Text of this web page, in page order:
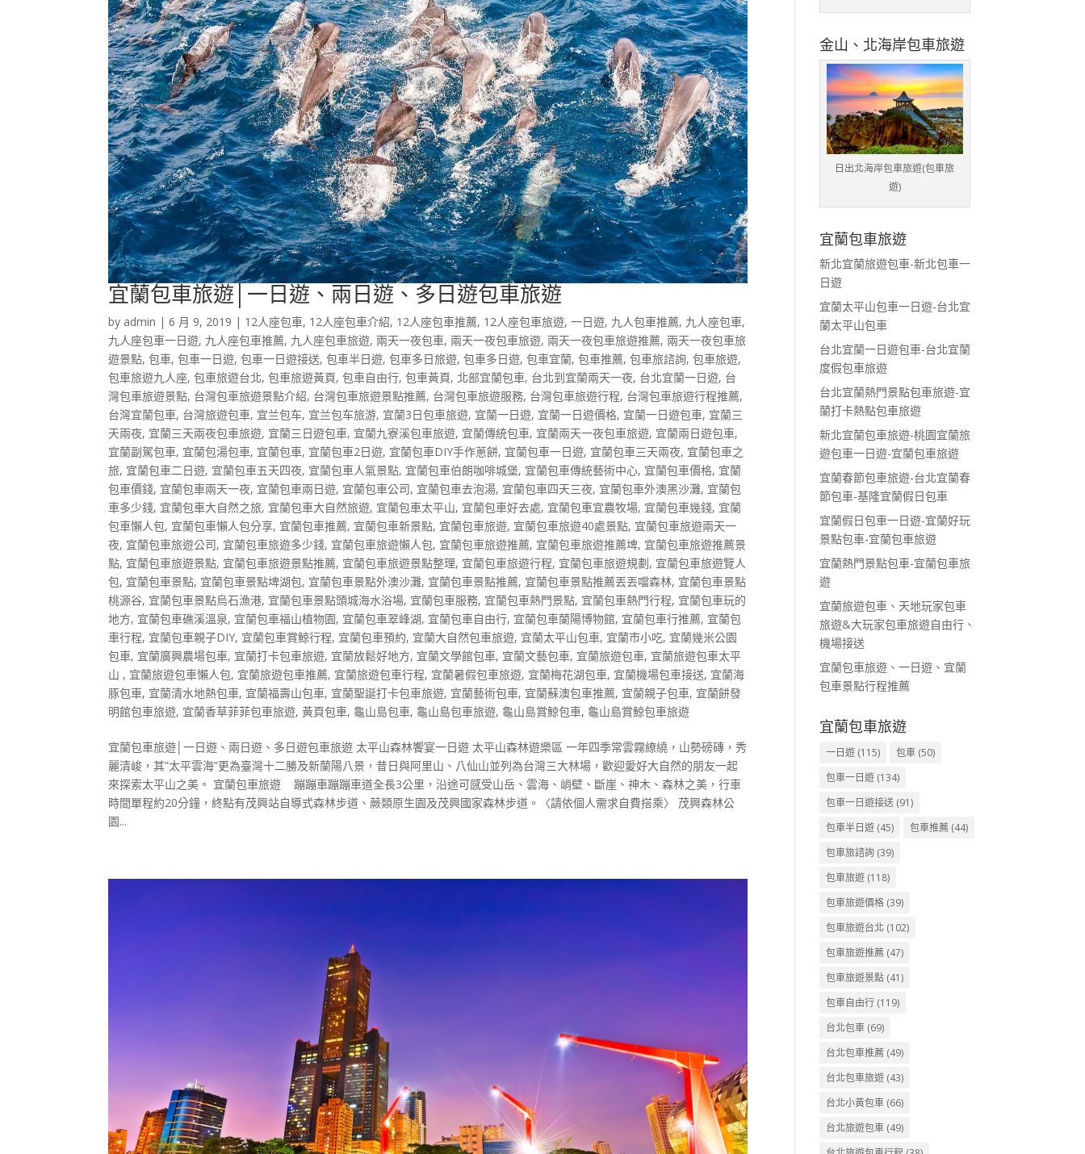
宜蘭包車旅遊│一日遊、兩日遊、多日遊包車旅遊
by admin |6 月 9, 2019 | 12人座包車, 12人座包車介紹, 12人座包車推薦, 12人座包車旅遊,一日遊, 九人包車推薦, 九人座包車,
九人座包車一日遊, 九人座包車推薦, 九人座包車旅遊, 兩天一夜包車, 兩天一夜包車旅遊, 兩天一夜包車旅遊推薦, 兩天一夜包車旅
遊景點,包車,包車一日遊,包車一日遊接送,包車半日遊,包車多日旅遊,包車多日遊,包車宜蘭,包車推薦,包車旅諮詢,包車旅遊,
包車旅遊九人座,包車旅遊台北,包車旅遊黃頁,包車自由行,包車黃頁, 北部宜蘭包車, 台北到宜蘭兩天一夜, 台北宜蘭一日遊, 台
灣包車旅遊景點, 台灣包車旅遊景點介紹, 台灣包車旅遊景點推薦, 台灣包車旅遊服務, 台灣包車旅遊行程, 台灣包車旅遊行程推薦,
台灣宜蘭包車, 台灣旅遊包車, 宜兰包车, 宜兰包车旅游, 宜蘭3日包車旅遊, 宜蘭一日遊, 宜蘭一日遊價格, 宜蘭一日遊包車, 宜蘭三
天兩夜, 宜蘭三天兩夜包車旅遊, 宜蘭三日遊包車, 宜蘭九寮溪包車旅遊, 宜蘭傳統包車, 宜蘭兩天一夜包車旅遊, 宜蘭兩日遊包車,
宜蘭副駕包車, 宜蘭包湯包車, 宜蘭包車, 宜蘭包車2日遊, 宜蘭包車DIY手作蔥餅, 宜蘭包車一日遊, 宜蘭包車三天兩夜, 宜蘭包車之
旅, 宜蘭包車二日遊, 宜蘭包車五天四夜, 宜蘭包車人氣景點, 宜蘭包車伯朗咖啡城堡, 宜蘭包車傳統藝術中心, 宜蘭包車價格, 宜蘭
包車價錢, 宜蘭包車兩天一夜, 宜蘭包車兩日遊, 宜蘭包車公司, 宜蘭包車去泡湯, 宜蘭包車四天三夜, 宜蘭包車外澳黑沙灘, 宜蘭包
車多少錢, 宜蘭包車大自然之旅, 宜蘭包車大自然旅遊, 宜蘭包車太平山, 宜蘭包車好去處, 宜蘭包車宜農牧場, 宜蘭包車幾錢, 宜蘭
包車懶人包, 宜蘭包車懶人包分享, 宜蘭包車推薦, 宜蘭包車新景點, 宜蘭包車旅遊, 宜蘭包車旅遊40處景點, 宜蘭包車旅遊兩天一
夜, 宜蘭包車旅遊公司, 宜蘭包車旅遊多少錢, 宜蘭包車旅遊懶人包, 宜蘭包車旅遊推薦, 宜蘭包車旅遊推薦埤, 宜蘭包車旅遊推薦景
點, 宜蘭包車旅遊景點, 宜蘭包車旅遊景點推薦, 宜蘭包車旅遊景點整理, 宜蘭包車旅遊行程, 宜蘭包車旅遊規劃, 宜蘭包車旅遊覽人
包, 宜蘭包車景點, 宜蘭包車景點埤湖包, 宜蘭包車景點外澳沙灘, 宜蘭包車景點推薦, 宜蘭包車景點推薦丟丟噹森林, 宜蘭包車景點
桃源谷, 宜蘭包車景點烏石漁港, 宜蘭包車景點頭城海水浴場, 宜蘭包車服務, 宜蘭包車熱門景點, 宜蘭包車熱門行程, 宜蘭包車玩的
地方, 宜蘭包車礁溪溫泉, 宜蘭包車福山植物園, 宜蘭包車翠峰湖, 宜蘭包車自由行, 宜蘭包車蘭陽博物館, 宜蘭包車行推薦, 宜蘭包
車行程, 宜蘭包車親子DIY, 宜蘭包車賞鯨行程, 宜蘭包車預約, 宜蘭大自然包車旅遊, 宜蘭太平山包車, 宜蘭市小吃, 宜蘭幾米公園
包車, 宜蘭廣興農場包車, 宜蘭打卡包車旅遊, 宜蘭放鬆好地方, 宜蘭文學館包車, 宜蘭文藝包車, 宜蘭旅遊包車, 宜蘭旅遊包車太平
山 , 宜蘭旅遊包車懶人包, 宜蘭旅遊包車推薦, 宜蘭旅遊包車行程, 宜蘭暑假包車旅遊, 宜蘭梅花湖包車, 宜蘭機場包車接送, 宜蘭海
豚包車, 宜蘭清水地熱包車, 宜蘭福壽山包車, 宜蘭聖誕打卡包車旅遊, 宜蘭藝術包車, 宜蘭蘇澳包車推薦, 宜蘭親子包車, 宜蘭餅發
明館包車旅遊, 宜蘭香草菲菲包車旅遊,黃頁包車, 龜山島包車, 龜山島包車旅遊, 龜山島賞鯨包車, 龜山島賞鯨包車旅遊
宜蘭包車旅遊│一日遊、兩日遊、多日遊包車旅遊 太平山森林饗宴一日遊 太平山森林遊樂區 一年四季常雲霧繚繞，山勢磅磚，秀
麗清峻，其”太平雲海”更為臺灣十二勝及新蘭陽八景，昔日與阿里山、八仙山並列為台灣三大林場，歡迎愛好大自然的朋友一起
來探索太平山之美。 宜蘭包車旅遊 蹦蹦車蹦蹦車道全長3公里，沿途可感受山岳、雲海、峭壁、斷崖、神木、森林之美，行車
時間單程約20分鐘，終點有茂興站自導式森林步道、蕨類原生園及茂興國家森林步道。〈請依個人需求自費搭乘〉 茂興森林公
園...
金山、北海岸包車旅遊
日出北海岸包車旅遊(包車旅
遊)
宜蘭包車旅遊
新北宜蘭旅遊包車-新北包車一
日遊
宜蘭太平山包車一日遊-台北宜
蘭太平山包車
台北宜蘭一日遊包車-台北宜蘭
度假包車旅遊
台北宜蘭熱門景點包車旅遊-宜
蘭打卡熱點包車旅遊
新北宜蘭包車旅遊-桃園宜蘭旅
遊包車一日遊-宜蘭包車旅遊
宜蘭春節包車旅遊-台北宜蘭春
節包車-基隆宜蘭假日包車
宜蘭假日包車一日遊-宜蘭好玩
景點包車-宜蘭包車旅遊
宜蘭熱門景點包車-宜蘭包車旅
遊
宜蘭旅遊包車、天地玩家包車
旅遊&大玩家包車旅遊自由行、
機場接送
宜蘭包車旅遊、一日遊、宜蘭
包車景點行程推薦
宜蘭包車旅遊
一日遊 (115) 包車 (50)
包車一日遊 (134)
包車一日遊接送 (91)
包車半日遊 (45) 包車推薦 (44)
包車旅諮詢 (39)
包車旅遊 (118)
包車旅遊價格 (39)
包車旅遊台北 (102)
包車旅遊推薦 (47)
包車旅遊景點 (41)
包車自由行 (119)
台北包車 (69)
台北包車推薦 (49)
台北包車旅遊 (43)
台北小黃包車 (66)
台北旅遊包車 (49)